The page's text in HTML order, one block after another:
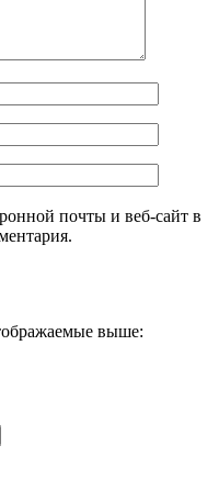
почты и веб-сайт в
выше: